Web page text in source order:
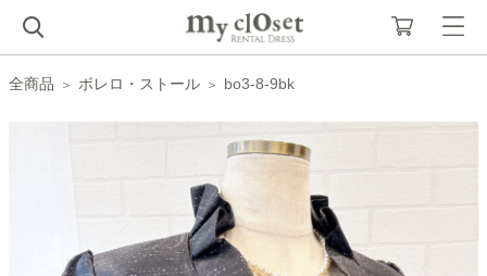
全商品 ボレロ・ストール bo3-8-9bk